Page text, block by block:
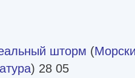
шторм (
) 28 05